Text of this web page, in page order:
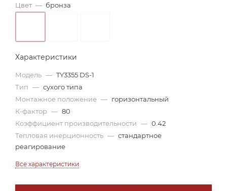
Цвет — бронза
Характеристики
Модель — TY3355 DS-1
Тип — сухого типа
Монтажное положение — горизонтальный
К-фактор — 80
Коэффициент производительности — 0.42
Тепловая инерционность — стандартное
реагирование
Все характеристики